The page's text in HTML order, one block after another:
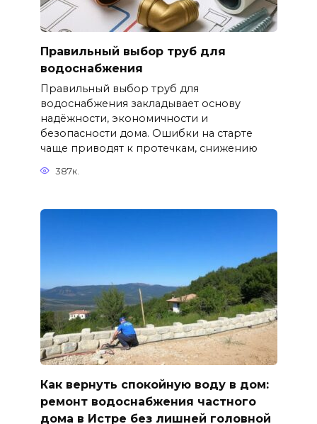
Правильный выбор труб для
водоснабжения
Правильный выбор труб для
водоснабжения закладывает основу
надёжности, экономичности и
безопасности дома. Ошибки на старте
чаще приводят к протечкам, снижению
387к.
Как вернуть спокойную воду в дом:
ремонт водоснабжения частного
дома в Истре без лишней головной